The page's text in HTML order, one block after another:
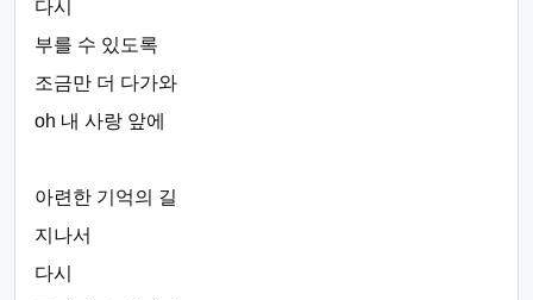
다시
부를 수 있도록
조금만 더 다가와
oh 내 사랑 앞에
아련한 기억의 길
지나서
다시